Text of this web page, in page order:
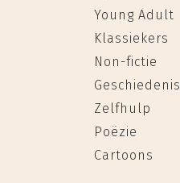
Young Adult
Klassiekers
Non-fictie
Geschiedenis
Zelfhulp
Poëzie
Cartoons